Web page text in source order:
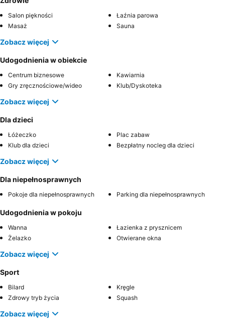
Salon piękności
Łaźnia parowa
Masaż
Sauna
Zobacz więcej
Udogodnienia w obiekcie
Centrum biznesowe
Kawiarnia
Gry zręcznościowe/wideo
Klub/Dyskoteka
Zobacz więcej
Dla dzieci
Łóżeczko
Plac zabaw
Klub dla dzieci
Bezpłatny nocleg dla dzieci
Zobacz więcej
Dla niepełnosprawnych
Pokoje dla niepełnosprawnych Parking dla niepełnosprawnych
Udogodnienia w pokoju
Wanna
Łazienka z prysznicem
Żelazko
Otwierane okna
Zobacz więcej
Sport
Bilard
Kręgle
Zdrowy tryb życia
Squash
Zobacz więcej